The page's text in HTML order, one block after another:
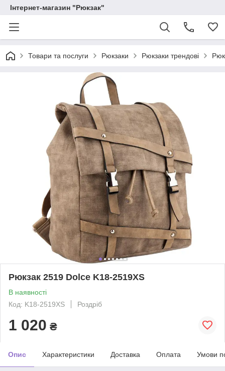
Інтернет-магазин "Рюкзак"
Товари та послуги Рюкзаки Рюкзаки трендові
Рюкзак 2519 Dolce K18-2519XS
В наявності
Код: K18-2519XS
Роздріб
1 020 ₴
Опис Характеристики Доставка Оплата Умови